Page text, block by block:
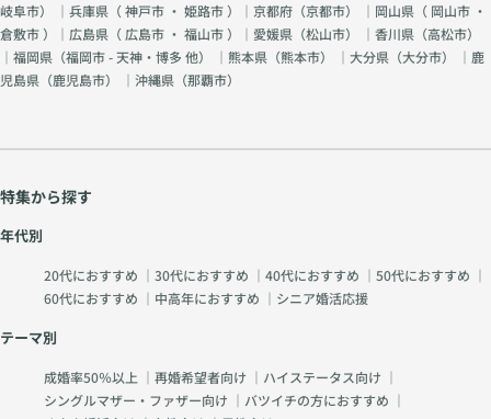
岐阜市） ｜兵庫県（神戸市 ・ 姫路市）｜京都府（京都市） ｜岡山県（ 岡山市 ・
倉敷市）｜広島県（ 広島市 ・ 福山市）｜愛媛県（松山市） ｜香川県（高松市）
｜福岡県（福岡市 - 天神・博多 他） ｜熊本県（熊本市） ｜大分県（大分市） ｜鹿
児島県（鹿児島市） ｜沖縄県（那覇市）
特集から探す
年代別
20代におすすめ ｜ 30代におすすめ ｜ 40代におすすめ ｜ 50代におすすめ ｜
60代におすすめ ｜ 中高年におすすめ ｜ シニア婚活応援
テーマ別
成婚率50％以上 ｜ 再婚希望者向け ｜ ハイステータス向け ｜
シングルマザー・ファザー向け ｜ バツイチの方におすすめ ｜